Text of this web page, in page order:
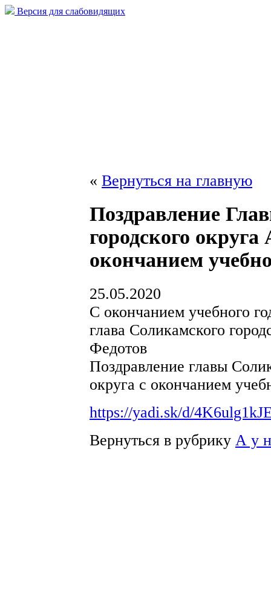
Версия для слабовидящих
« Вернуться на главную
Поздравление
городского
окончанием
25.05.2020
С окончанием учебного
глава Соликамского
Федотов
Поздравление главы
округа с окончанием
https://yadi.sk/d/
Вернуться в рубрику А у